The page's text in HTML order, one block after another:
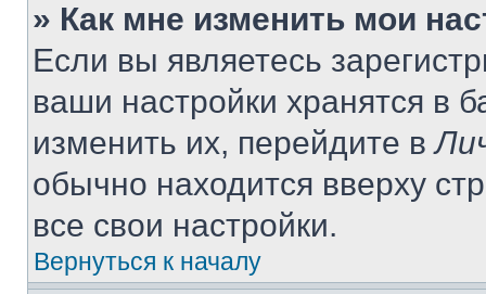
» Как мне изменить мои
Если вы являетесь
ваши настройки хранятся в
изменить их, перейдите в
обычно находится вверху
все свои настройки.
Вернуться к началу